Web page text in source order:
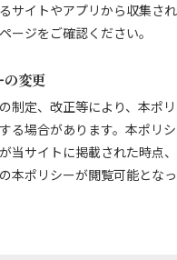
サイトやアプリから収集さ
ージをご確認ください。
変更
制定、改正等により、本ポリ
る場合があります。本ポリ
当サイトに掲載された時点
本ポリシーが閲覧可能とな